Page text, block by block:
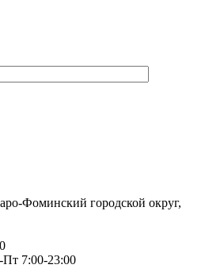
Фоминский городской округ,
Пт 7:00-23:00